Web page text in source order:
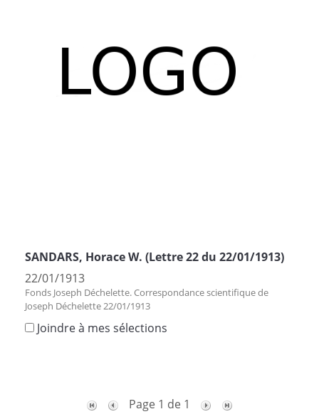
SANDARS, Horace W. (Lettre 22 du 22/01/1913)
22/01/1913
Fonds Joseph Déchelette. Correspondance scientifique de
Joseph Déchelette 22/01/1913
Joindre à mes sélections
Page 1 de 1